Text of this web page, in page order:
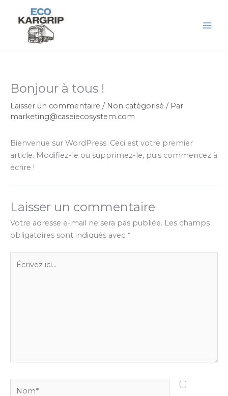
contenu
Bonjour à tous !
Laisser un commentaire / Non catégorisé / Par
marketing@caseiecosystem.com
Bienvenue sur WordPress. Ceci est votre premier
article. Modifiez-le ou supprimez-le, puis commencez à
écrire !
Laisser un commentaire
Votre adresse e-mail ne sera pas publiée. Les champs
obligatoires sont indiqués avec *
Écrivez
ici…